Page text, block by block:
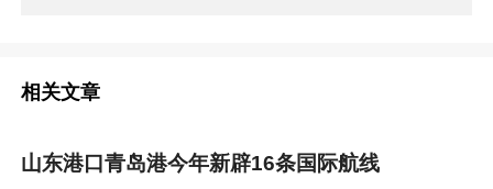
相关文章
山东港口青岛港今年新辟16条国际航线